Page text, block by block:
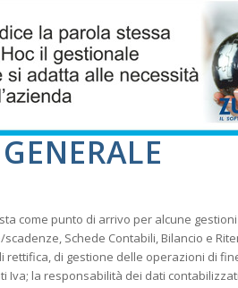
come punto di arrivo per alcune
Schede Contabili, Bilancio e
rettifica, di gestione delle operazioni di
Iva; la responsabilità dei dati